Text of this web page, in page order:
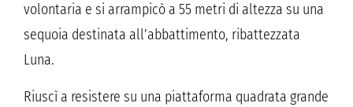
volontaria e si arrampicò a 55 metri di altezza su una
sequoia destinata all’abbattimento, ribattezzata
Luna.
Riuscì a resistere su una piattaforma quadrata grande